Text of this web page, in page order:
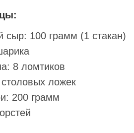
сыр: 100 грамм (1 стакан)
8 ломтиков
ложек
200 грамм